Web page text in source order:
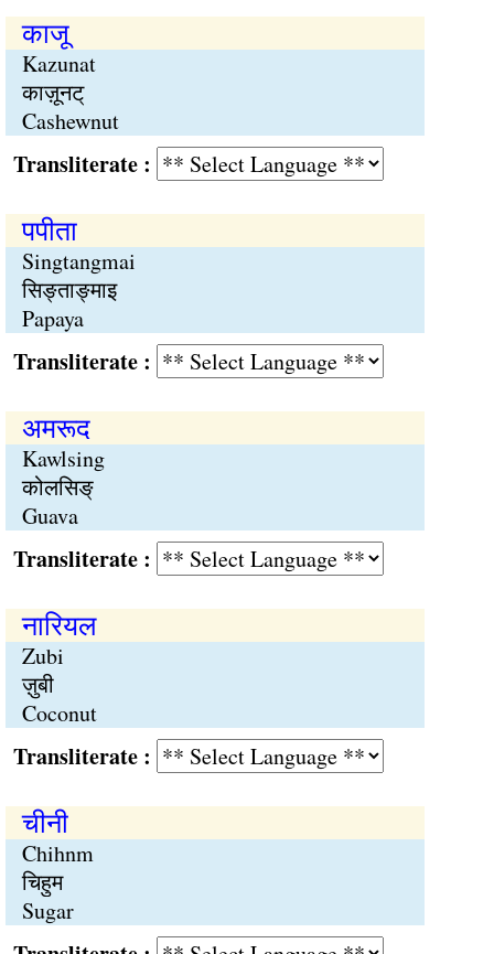
काजू
Kazunat
काज़ूनट्
Cashewnut
:
पपीता
Singtangmai
सिङ्ताङ्माइ
Papaya
:
अमरूद
Kawlsing
कोलसिङ्
Guava
:
नारियल
Zubi
ज़ुबी
Coconut
:
चीनी
Chihnm
चिहुम
Sugar